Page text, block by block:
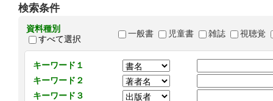
検索条件
資料種別
すべて選択
一般書 児童書 雑誌 視聴覚
キーワード１
キーワード２
キーワード３